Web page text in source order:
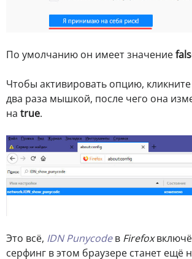
По умолчанию он имеет значение
Чтобы активировать опцию,
два раза мышкой, после чего она
на true.
Это всё, IDN Punycodeв Firefox
серфинг в этом браузере станет ещё